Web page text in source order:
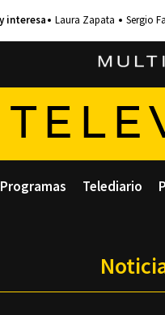
Laura Zapata Sergio
Programas Telediario